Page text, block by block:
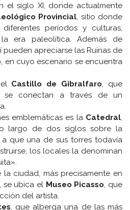
el siglo XI, donde actualmente
Provincial, sitio donde
períodos y culturas,
era paleolítica. Además de
pueden apreciarse las Ruinas de
, en cuyo escenario se encuentra
Castillo de Gibralfaro, que
se conectan a través de un
emblemáticas es la Catedral,
largo de dos siglos sobre la
que una de sus torres todavía
los locales la denominan
ciudad, más precisamente en
se ubica el Museo Picasso, que
del artista.
, que alberga una de las más